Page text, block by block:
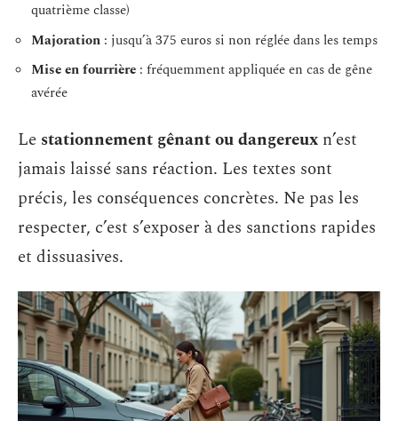
quatrième classe)
Majoration : jusqu’à 375 euros si non réglée dans les temps
Mise en fourrière : fréquemment appliquée en cas de gêne
avérée
Le stationnement gênant ou dangereux n’est
jamais laissé sans réaction. Les textes sont
précis, les conséquences concrètes. Ne pas les
respecter, c’est s’exposer à des sanctions rapides
et dissuasives.